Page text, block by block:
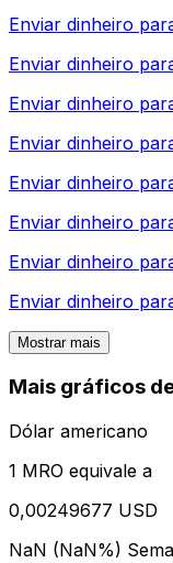
Enviar dinheiro
Enviar dinheiro
Enviar dinheiro
Enviar dinheiro
Enviar dinheiro
Enviar dinheiro
Enviar dinheiro
Enviar dinheiro
Mostrar mais
Mais gráficos
Dólar americano
1 MRO equivale a
0,00249677 USD
NaN (NaN%)